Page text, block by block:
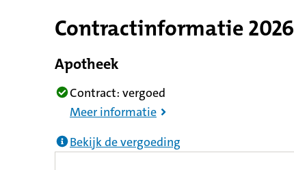
Contractinformatie 2026
Apotheek
Contract: vergoed
Meer informatie
Bekijk de vergoeding